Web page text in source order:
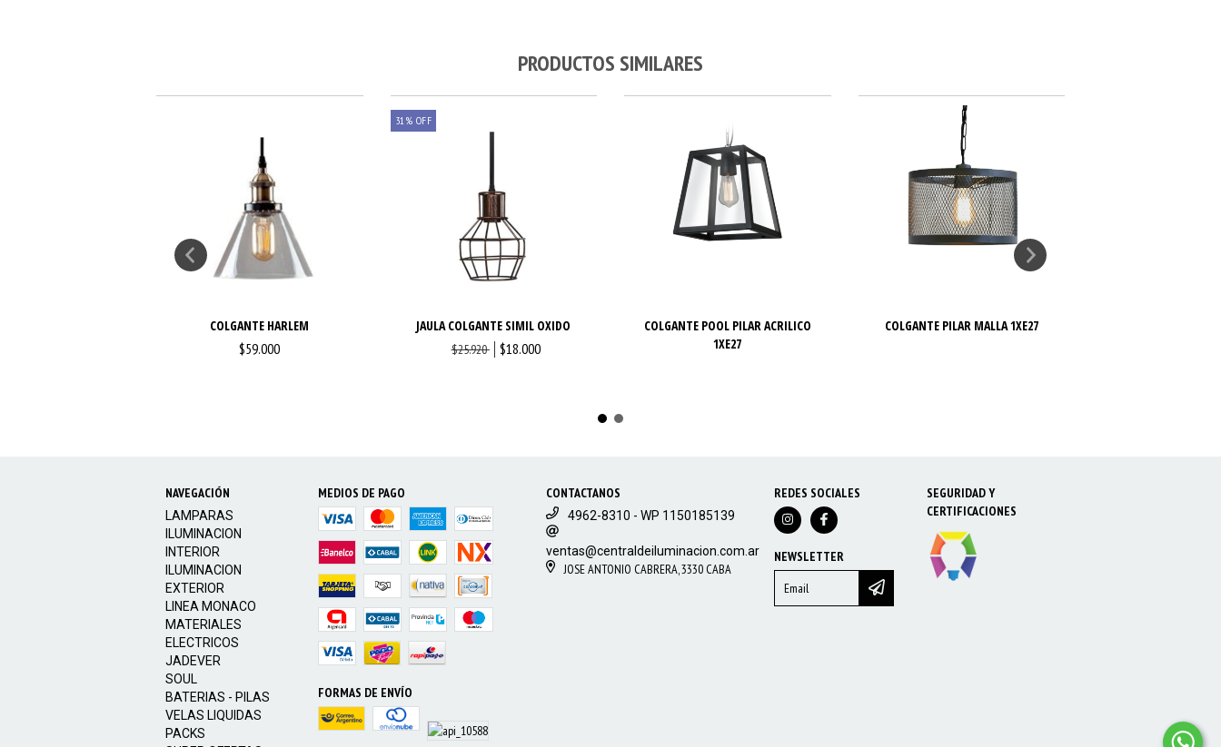
PRODUCTOS SIMILARES
COLGANTE HARLEM
$59.000
31% OFF
JAULA COLGANTE SIMIL OXIDO
$25.920 $18.000
COLGANTE POOL PILAR ACRILICO
1XE27
COLGANTE PILAR MALLA 1XE27
NAVEGACIÓN
LAMPARAS
ILUMINACION
INTERIOR
ILUMINACION
EXTERIOR
LINEA MONACO
MATERIALES
ELECTRICOS
JADEVER
SOUL
BATERIAS - PILAS
VELAS LIQUIDAS
PACKS
MEDIOS DE PAGO
FORMAS DE ENVÍO
CONTACTANOS
4962-8310 - WP 1150185139
ventas@centraldeiluminacion.com.ar
JOSE ANTONIO CABRERA, 3330 CABA
REDES SOCIALES
NEWSLETTER
SEGURIDAD Y
CERTIFICACIONES